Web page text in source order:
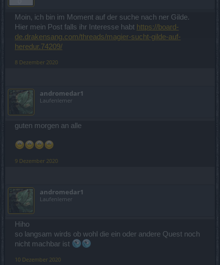
Moin, ich bin im Moment auf der suche nach ner Gilde.
Hier mein Post falls ihr Interesse habt https://board-
de.drakensang.com/threads/magier-sucht-gilde-auf-
heredur.74209/
8 Dezember 2020
andromedar1
Laufenlerner
guten morgen an alle
9 Dezember 2020
andromedar1
Laufenlerner
Hiho
so langsam wirds ob wohl die ein oder andere Quest noch
nicht machbar ist
10 Dezember 2020